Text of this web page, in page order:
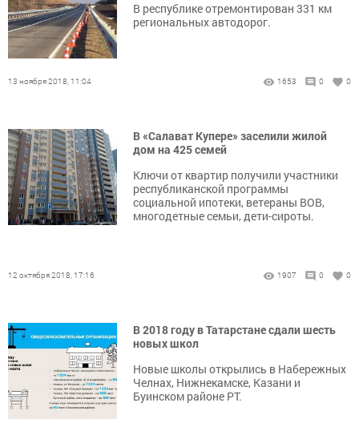
В республике отремонтирован 331 км
региональных автодорог.
13 ноября 2018, 11:04 1653 0 0
В «Салават Купере» заселили жилой
дом на 425 семей
Ключи от квартир получили участники
республиканской программы
социальной ипотеки, ветераны ВОВ,
многодетные семьи, дети-сироты.
12 октября 2018, 17:16 1907 0 0
В 2018 году в Татарстане сдали шесть
новых школ
Новые школы открылись в Набережных
Челнах, Нижнекамске, Казани и
Буинском районе РТ.